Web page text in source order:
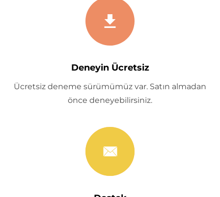
Deneyin Ücretsiz
Ücretsiz deneme sürümümüz var. Satın almadan
önce deneyebilirsiniz.